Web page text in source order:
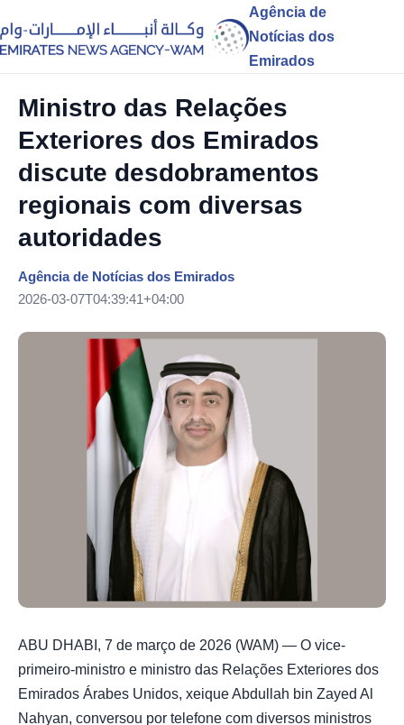
Agência de
Notícias dos
Emirados
Ministro das Relações
Exteriores dos Emirados
discute desdobramentos
regionais com diversas
autoridades
Agência de Notícias dos Emirados
2026-03-07T04:39:41+04:00
ABU DHABI, 7 de março de 2026 (WAM) — O vice-
primeiro-ministro e ministro das Relações Exteriores dos
Emirados Árabes Unidos, xeique Abdullah bin Zayed Al
Nahyan, conversou por telefone com diversos ministros